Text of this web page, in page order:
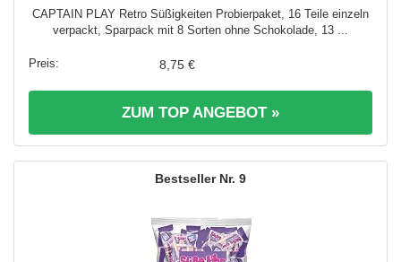
CAPTAIN PLAY Retro Süßigkeiten Probierpaket, 16 Teile einzeln
verpackt, Sparpack mit 8 Sorten ohne Schokolade, 13 ...
8,75 €
ZUM TOP ANGEBOT »
9